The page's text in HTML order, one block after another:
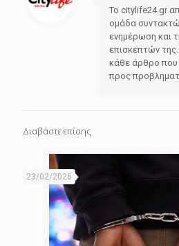
Το citylife24.gr
ομάδα
ενημέρωση και
επισκεπτών
κάθε άρθρο που
προς
Διαβάστε επίσης
23/02/2026